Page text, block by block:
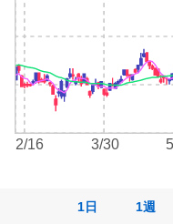
1日 1週
2/16 3/30